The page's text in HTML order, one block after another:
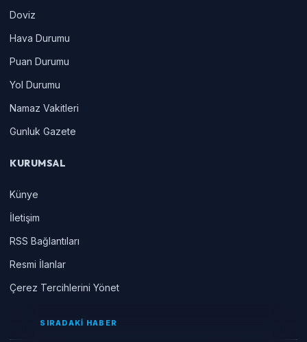
Doviz
Hava Durumu
Puan Durumu
Yol Durumu
Namaz Vakitleri
Gunluk Gazete
KURUMSAL
Künye
İletişim
RSS Bağlantıları
Resmi İlanlar
Çerez Tercihlerini Yönet
SIRADAKİ HABER